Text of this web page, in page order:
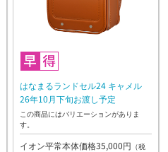
はなまるランドセル24 キャメル
26年10月下旬お渡し予定
この商品にはバリエーションがありま
す。
イオン平常本体価格35,000円 （税